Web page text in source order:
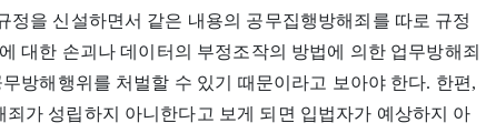
정을 신설하면서 같은 내용의 공무집행방해죄를 따로 규정
대한 손괴나 데이터의 부정조작의 방법에 의한 업무방해죄
방해행위를 처벌할 수 있기 때문이라고 보아야 한다. 한편,
가 성립하지 아니한다고 보게 되면 입법자가 예상하지 아